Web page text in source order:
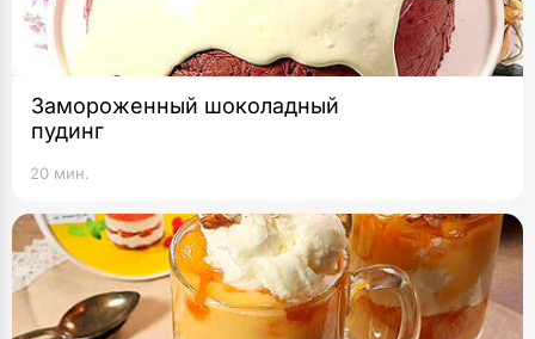
Замороженный шоколадный
пудинг
20 мин.